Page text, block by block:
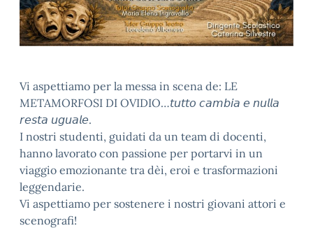
Vi aspettiamo per la messa in scena de: LE
METAMORFOSI DI OVIDIO…𝘵𝘶𝘵𝘵𝘰 𝘤𝘢𝘮𝘣𝘪𝘢 𝘦 𝘯𝘶𝘭𝘭𝘢
𝘳𝘦𝘴𝘵𝘢 𝘶𝘨𝘶𝘢𝘭𝘦.
​I nostri studenti, guidati da un team di docenti,
hanno lavorato con passione per portarvi in un
viaggio emozionante tra dèi, eroi e trasformazioni
leggendarie.
​Vi aspettiamo per sostenere i nostri giovani attori e
scenografi!